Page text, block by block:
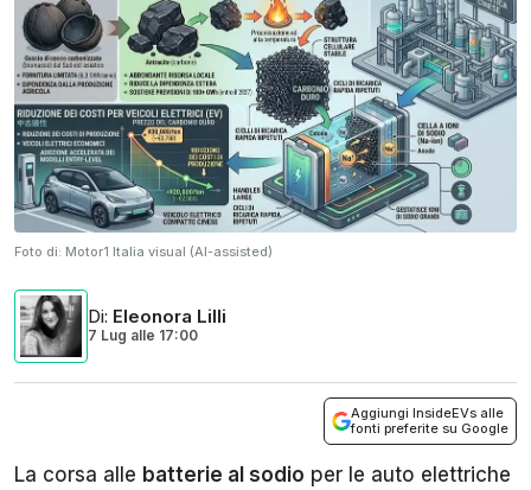
Foto di: Motor1 Italia visual (AI-assisted)
Di: Eleonora Lilli
7 Lug alle 17:00
Aggiungi InsideEVs alle
fonti preferite su Google
La corsa alle batterie al sodio per le auto elettriche